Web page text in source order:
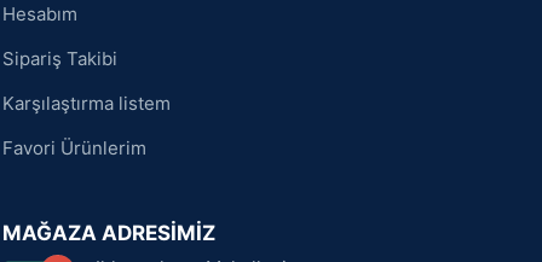
Hesabım
Sipariş Takibi
Karşılaştırma listem
Favori Ürünlerim
MAĞAZA ADRESİMİZ